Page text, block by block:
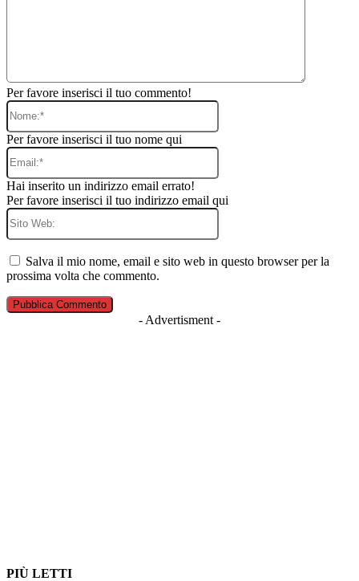
Per favore inserisci il tuo commento!
Nome:*
Per favore inserisci il tuo nome qui
Email:*
Hai inserito un indirizzo email errato!
Per favore inserisci il tuo indirizzo email qui
Sito
Salva il mio nome, email e sito web in questo browser per la
prossima volta che commento.
- Advertisment -
PIÙ LETTI